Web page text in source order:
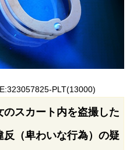
PLT(13000)
スカート内を盗撮した
反（卑わいな行為）の疑